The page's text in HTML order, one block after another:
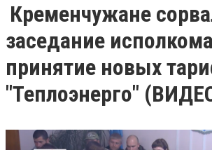
Кременчужане
заседание
принятие новых
"Теплоэнерго"